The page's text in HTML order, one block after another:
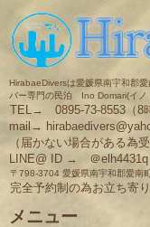
HirabaeDiversは愛媛県南宇和郡
バー専門の民泊 Ino Domari(イノ
TEL→ 0895-73-8553（8
mail→
（届かない場合がある為
LINE@ ID → ＠elh4431q
〒798-3704 愛媛県南宇和郡愛南
完全予約制の為お立ち寄
メニュー